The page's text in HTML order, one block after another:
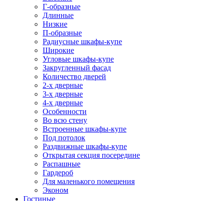
Г-образные
Длинные
Низкие
П-образные
Радиусные шкафы-купе
Широкие
Угловые шкафы-купе
Закругленный фасад
Количество дверей
2-х дверные
3-х дверные
4-х дверные
Особенности
Во всю стену
Встроенные шкафы-купе
Под потолок
Раздвижные шкафы-купе
Открытая секция посередине
Распашные
Гардероб
Для маленького помещения
Эконом
Гостиные